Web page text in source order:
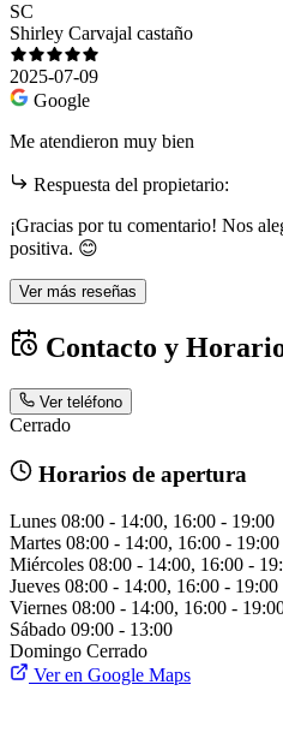
SC
Shirley Carvajal castaño
2025-07-09
Google
Me atendieron muy bien
Respuesta del propietario:
¡Gracias por tu comentario! Nos
positiva. 😊
Ver más reseñas
Contacto y
Ver teléfono
Cerrado
Horarios de apertura
Lunes 08:00 - 14:00, 16:00 - 19:00
Martes 08:00 - 14:00, 16:00 - 19:00
Miércoles 08:00 - 14:00, 16:00 -
Jueves 08:00 - 14:00, 16:00 - 19:00
Viernes 08:00 - 14:00, 16:00 -
Sábado 09:00 - 13:00
Domingo Cerrado
Ver en Google Maps